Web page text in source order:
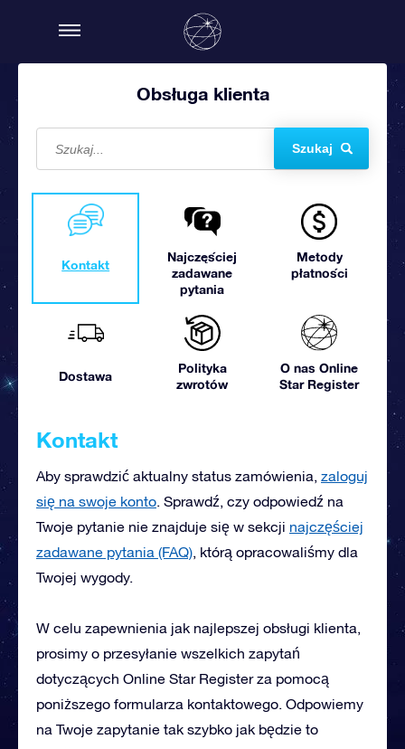
Obsługa klienta
Szukaj
Kontakt
Najczęściej
zadawane
pytania
Metody
płatności
Dostawa
Polityka
zwrotów
O nas Online
Star Register
Kontakt
Aby sprawdzić aktualny status zamówienia, zaloguj
się na swoje konto. Sprawdź, czy odpowiedź na
Twoje pytanie nie znajduje się w sekcji najczęściej
zadawane pytania (FAQ), którą opracowaliśmy dla
Twojej wygody.
W celu zapewnienia jak najlepszej obsługi klienta,
prosimy o przesyłanie wszelkich zapytań
dotyczących Online Star Register za pomocą
poniższego formularza kontaktowego. Odpowiemy
na Twoje zapytanie tak szybko jak będzie to